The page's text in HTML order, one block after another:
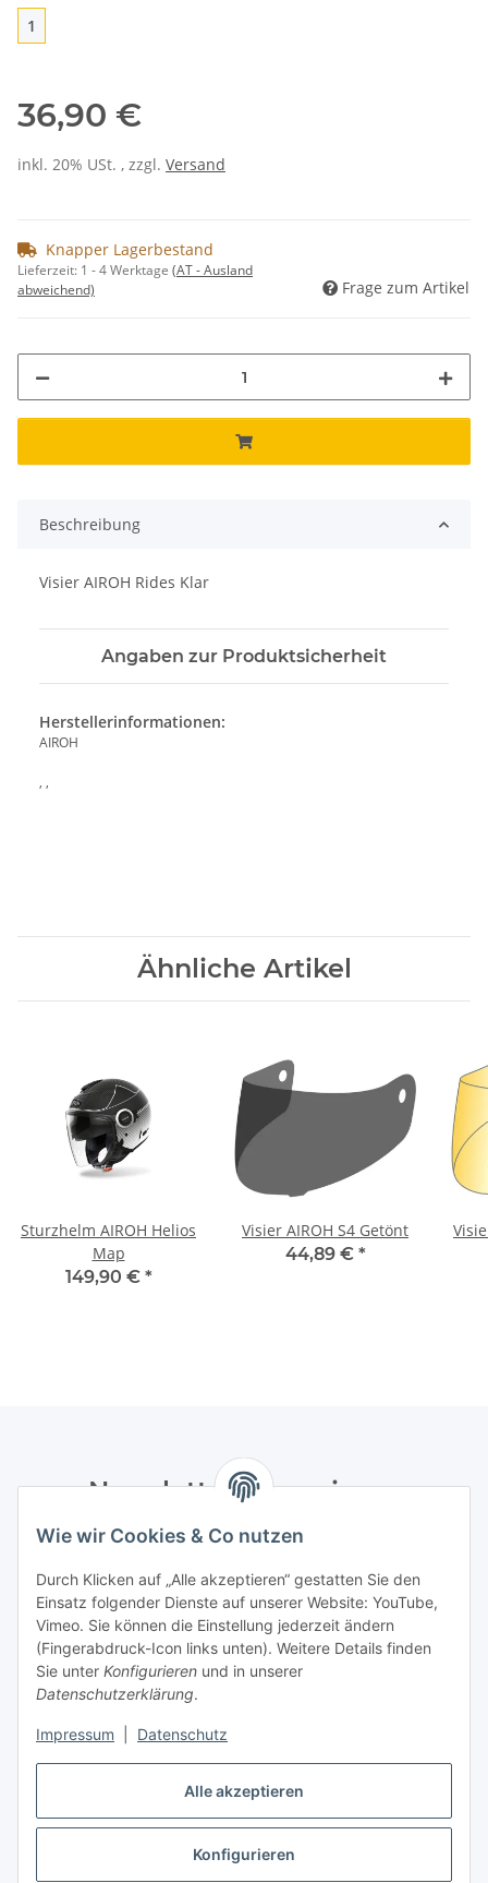
Alle akzeptieren
Konfigurieren
Wie wir Cookies & Co nutzen
Durch Klicken auf „Alle akzeptieren“ gestatten Sie den
Einsatz folgender Dienste auf unserer Website: YouTube,
Vimeo. Sie können die Einstellung jederzeit ändern
(Fingerabdruck-Icon links unten). Weitere Details finden
Sie unter Konfigurieren und in unserer
Datenschutzerklärung.
Impressum Datenschutz
1
36,90 €
inkl. 20% USt. , zzgl. Versand
Knapper Lagerbestand
Lieferzeit: 1 - 4 Werktage (AT - Ausland
abweichend)
Frage zum Artikel
Beschreibung
Visier AIROH Rides Klar
Angaben zur Produktsicherheit
Herstellerinformationen:
AIROH
, ,
Ähnliche Artikel
Sturzhelm AIROH Helios
Map
149,90 € *
Visier AIROH S4 Getönt
44,89 € *
Newsletter Abonnieren
Bitte senden Sie mir entsprechend Ihrer
Informationen zu Ihrem Produktsortiment per E-Mail zu.
Abonnieren
Newsletter Abonnieren
Gesetzliche Informationen
Vertrag widerrufen